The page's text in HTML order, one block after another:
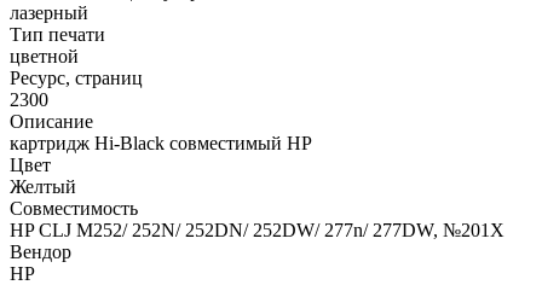
лазерный
Тип печати
цветной
Ресурс, страниц
2300
Описание
картридж Hi-Black совместимый HP
Цвет
Желтый
Совместимость
HP CLJ M252/ 252N/ 252DN/ 252DW/ 277n/ 277DW, №201X
Вендор
HP